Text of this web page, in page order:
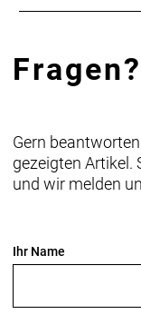
Fragen?
Gern
gezeigten Artikel.
und wir melden
Ihr Name